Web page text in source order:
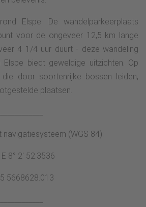
Elspe: De wandelparkeerplaats
voor de ongeveer 12,5 km lange
4 1/4 uur duurt - deze wandeling
biedt geweldige uitzichten. Op
die door soortenrijke bossen leiden,
plaatsen.
(WGS 84):
8° 2' 52.3536
5668628.013